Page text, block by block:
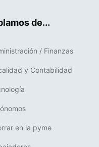
de...
/ Finanzas
y Contabilidad
en la pyme